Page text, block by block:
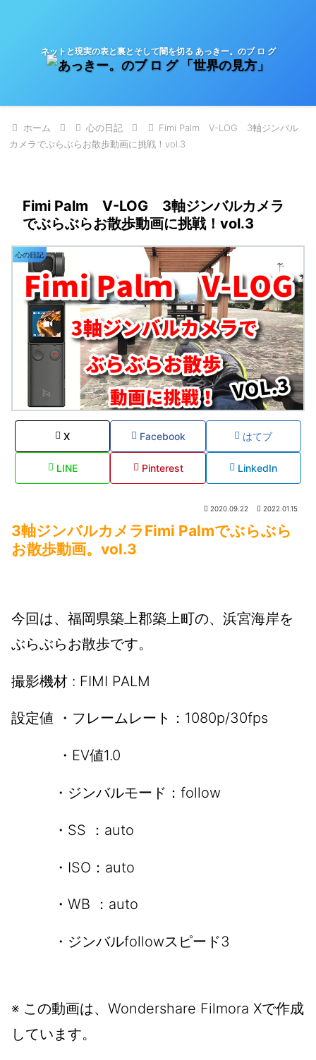
ネットと現実の表と裏とそして闇を切る あっきー。のブ ロ グ
ホーム 心の日記
Fimi Palm V-LOG 3軸ジンバル
カメラでぶらぶらお散歩動画に挑戦！vol.3
Fimi Palm V-LOG 3軸ジンバルカメラ
でぶらぶらお散歩動画に挑戦！vol.3
心の日記
X Facebook はてブ
LINE Pinterest LinkedIn
2020.09.22 2022.01.15
3軸ジンバルカメラFimi Palmでぶらぶら
お散歩動画。vol.3
今回は、福岡県築上郡築上町の、浜宮海岸を
ぶらぶらお散歩です。
撮影機材 : FIMI PALM
設定値 ・フレームレート：1080p/30fps
・EV値1.0
・ジンバルモード：follow
・SS ：auto
・ISO：auto
・WB ：auto
・ジンバルfollowスピード3
※ この動画は、Wondershare Filmora Xで作成
しています。